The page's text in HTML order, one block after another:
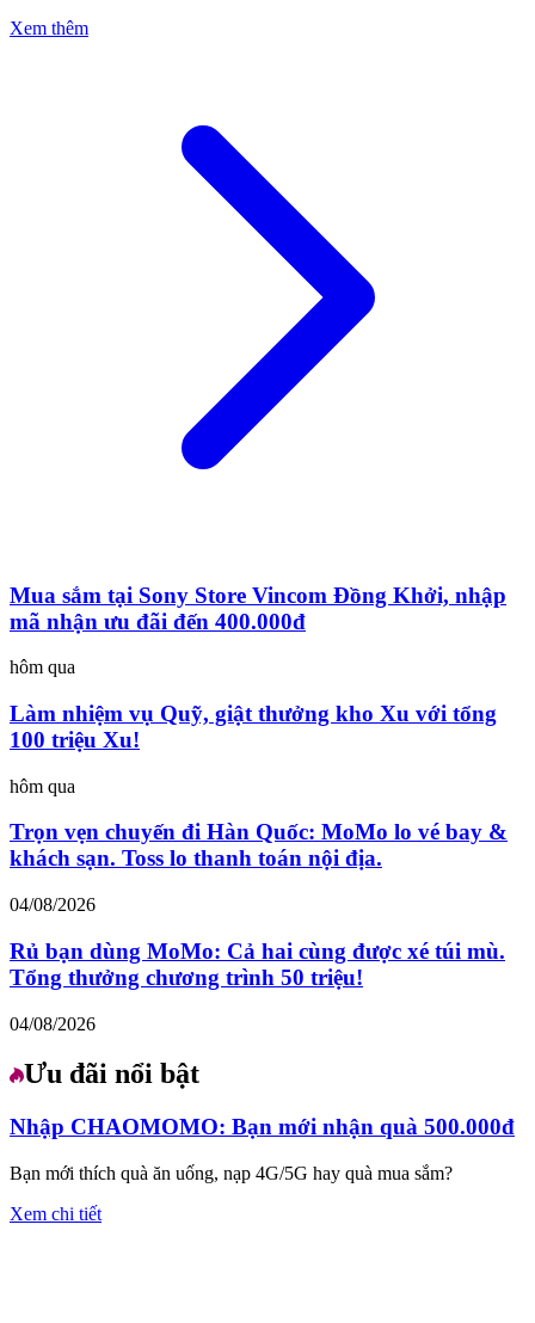
Xem thêm
Mua sắm tại Sony Store Vincom Đồng Khởi, nhập
mã nhận ưu đãi đến 400.000đ
hôm qua
Làm nhiệm vụ Quỹ, giật thưởng kho Xu với tổng
100 triệu Xu!
hôm qua
Trọn vẹn chuyến đi Hàn Quốc: MoMo lo vé bay &
khách sạn. Toss lo thanh toán nội địa.
04/08/2026
Rủ bạn dùng MoMo: Cả hai cùng được xé túi mù.
Tổng thưởng chương trình 50 triệu!
04/08/2026
Ưu đãi nổi bật
Nhập CHAOMOMO: Bạn mới nhận quà 500.000đ
Bạn mới thích quà ăn uống, nạp 4G/5G hay quà mua sắm?
Xem chi tiết